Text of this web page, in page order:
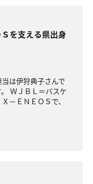
を支える県出身
は伊狩典子さんで
ＷＪＢＬ＝バスケ
－ＥＮＥＯＳで、